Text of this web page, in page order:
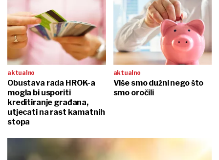
aktualno
Obustava rada HROK-a
mogla bi usporiti
kreditiranje građana,
utjecati na rast kamatnih
stopa
aktualno
Više smo dužni nego što
smo oročili